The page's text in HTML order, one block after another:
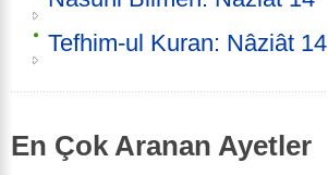
Tefhim-ul Kuran: Nâziât 14
En Çok Aranan Ayetler